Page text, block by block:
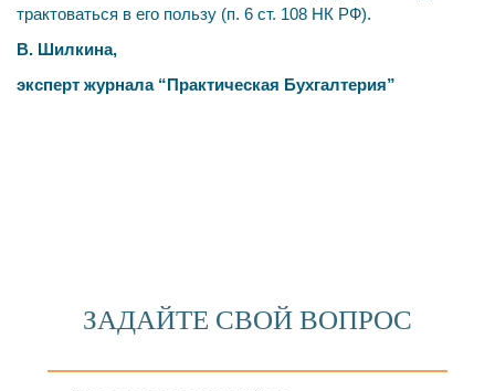
трактоваться в его пользу (п. 6 ст. 108 НК РФ).
В. Шилкина,
эксперт журнала “Практическая Бухгалтерия”
ЗАДАЙТЕ СВОЙ ВОПРОС